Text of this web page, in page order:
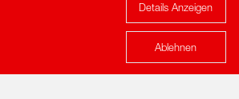
Karte anzeigen
Details Anzeigen
Ablehnen